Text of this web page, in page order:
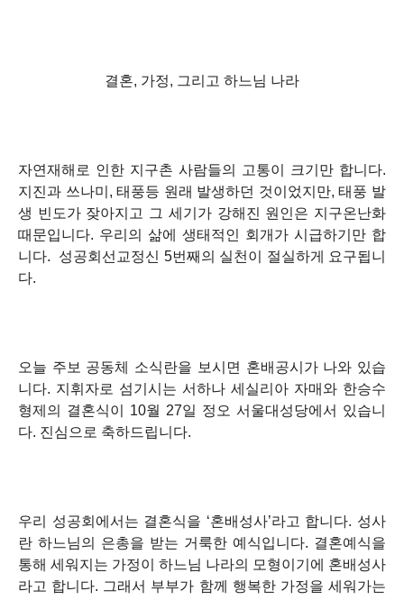
결혼, 가정, 그리고 하느님 나라
자연재해로 인한 지구촌 사람들의 고통이 크기만 합니다.
지진과 쓰나미, 태풍등 원래 발생하던 것이었지만, 태풍 발
생 빈도가 잦아지고 그 세기가 강해진 원인은 지구온난화
때문입니다. 우리의 삶에 생태적인 회개가 시급하기만 합
니다.
성공회선교정신 5번째의 실천이 절실하게 요구됩니
다.
오늘 주보 공동체 소식란을 보시면 혼배공시가 나와 있습
니다. 지휘자로 섬기시는 서하나 세실리아 자매와 한승수
형제의 결혼식이 10월 27일 정오 서울대성당에서 있습니
다. 진심으로 축하드립니다.
우리 성공회에서는 결혼식을 ‘혼배성사’라고 합니다. 성사
란 하느님의 은총을 받는 거룩한 예식입니다. 결혼예식을
통해 세워지는 가정이 하느님 나라의 모형이기에 혼배성사
라고 합니다. 그래서 부부가 함께 행복한 가정을 세워가는